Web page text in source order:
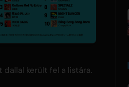
dallal került fel a listára.